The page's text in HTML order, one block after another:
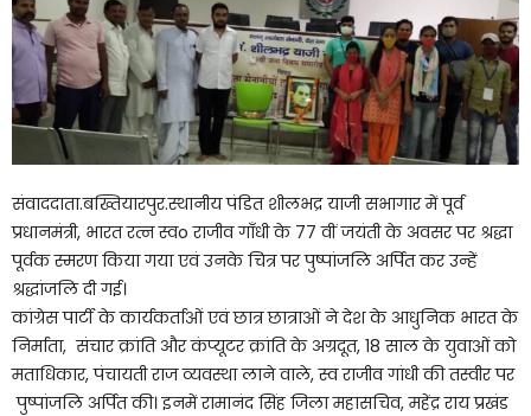
संवाददाता.बख्तियारपुर.स्थानीय पंडित शीलभद्र याजी सभागार में पूर्व
प्रधानमंत्री, भारत रत्न स्वo राजीव गाँधी के 77 वीं जयंती के अवसर पर श्रद्धा
पूर्वक स्मरण किया गया एवं उनके चित्र पर पुष्पांजलि अर्पित कर उन्हें
श्रद्धांजलि दी गई।
कांग्रेस पार्टी के कार्यकर्ताओं एवं छात्र छात्राओं ने देश के आधुनिक भारत के
निर्माता, संचार क्रांति और कंप्यूटर क्रांति के अग्रदूत, 18 साल के युवाओं को
मताधिकार, पंचायती राज व्यवस्था लाने वाले, स्व राजीव गांधी की तस्वीर पर
पुष्पांजलि अर्पित की। इनमें रामानंद सिंह जिला महासचिव, महेंद्र राय प्रखंड